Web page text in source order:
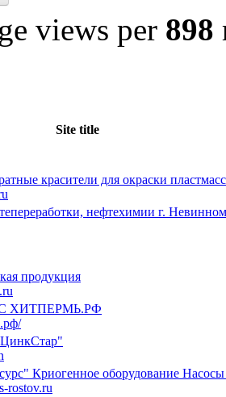
views per 898
Site title
красители для окраски пластмасс
нефтехимии г.
продукция
ХИТПЕРМЬ.РФ
Криогенное оборудование
rostov.ru